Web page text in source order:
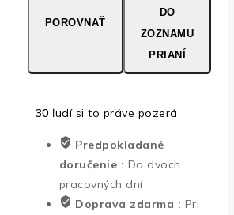
PR-POROVNAŤ
DO
ZOZNAMU
PRIANÍ
30 ľudí si to práve pozerá
Predpokladané
doručenie : Do dvoch
pracovných dní
Doprava zdarma : Pri